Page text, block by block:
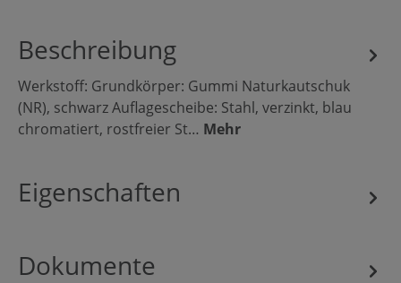
Beschreibung
Werkstoff: Grundkörper: Gummi Naturkautschuk
(NR), schwarz Auflagescheibe: Stahl, verzinkt, blau
chromatiert, rostfreier St… Mehr
Eigenschaften
Dokumente